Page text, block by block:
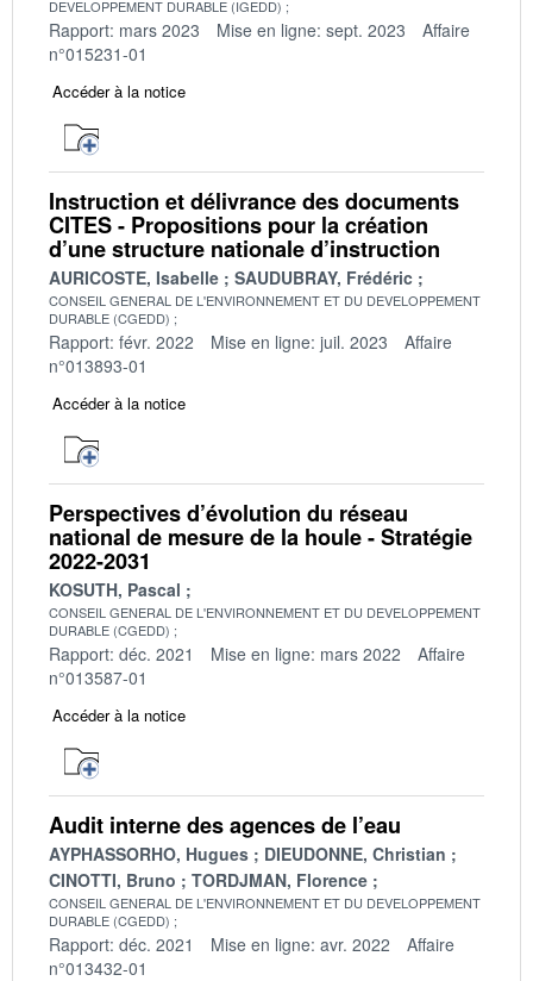
DEVELOPPEMENT DURABLE (IGEDD)
Rapport: mars 2023 Mise en ligne: sept. 2023
Affaire
n°015231-01
Accéder à la notice
Instruction et délivrance des documents
CITES - Propositions pour la création
d’une structure nationale d’instruction
AURICOSTE, Isabelle SAUDUBRAY, Frédéric
CONSEIL GENERAL DE L'ENVIRONNEMENT ET DU DEVELOPPEMENT
DURABLE (CGEDD)
Rapport: févr. 2022 Mise en ligne: juil. 2023
Affaire
n°013893-01
Accéder à la notice
Perspectives d’évolution du réseau
national de mesure de la houle - Stratégie
2022-2031
KOSUTH, Pascal
CONSEIL GENERAL DE L'ENVIRONNEMENT ET DU DEVELOPPEMENT
DURABLE (CGEDD)
Rapport: déc. 2021 Mise en ligne: mars 2022
Affaire
n°013587-01
Accéder à la notice
Audit interne des agences de l’eau
AYPHASSORHO, Hugues
DIEUDONNE, Christian
CINOTTI, Bruno
TORDJMAN, Florence
CONSEIL GENERAL DE L'ENVIRONNEMENT ET DU DEVELOPPEMENT
DURABLE (CGEDD)
Rapport: déc. 2021 Mise en ligne: avr. 2022
Affaire
n°013432-01